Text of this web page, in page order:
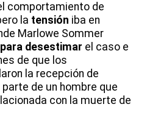
comportamiento de
la tensión iba en
Marlowe Sommer
desestimar el caso e
de que los
la recepción de
de un hombre que
con la muerte de